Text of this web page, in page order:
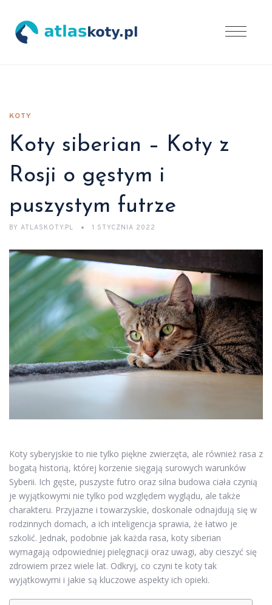
KOTY
Koty siberian – Koty z
Rosji o gęstym i
puszystym futrze
BY ATLASKOTY.PL 1 STYCZNIA 2022
Koty syberyjskie to nie tylko piękne zwierzęta, ale również rasa z
bogatą historią, której korzenie sięgają surowych warunków
Syberii. Ich gęste, puszyste futro oraz silna budowa ciała czynią
je wyjątkowymi nie tylko pod względem wyglądu, ale także
charakteru. Przyjazne i towarzyskie, doskonale odnajdują się w
rodzinnych domach, a ich inteligencja sprawia, że łatwo je
szkolić. Jednak, podobnie jak każda rasa, koty siberian
wymagają odpowiedniej pielęgnacji oraz uwagi, aby cieszyć się
zdrowiem przez wiele lat. Odkryj, co czyni te koty tak
wyjątkowymi i jakie są kluczowe aspekty ich opieki.